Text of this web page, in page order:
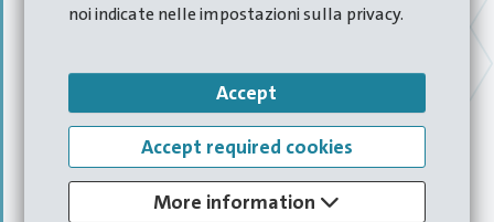
noi indicate nelle impostazioni sulla privacy.
Accept
Accept required cookies
More information
Hatebur è stata fondata a Reinach nel 1930 e da allora è
circa 300 dipendenti divisi nelle sue sedi in Svizzera, Cina,
Giappone e Germania, e negli anni ha consolidato la
propria competenza e leadership tecnologica nel
mercato.